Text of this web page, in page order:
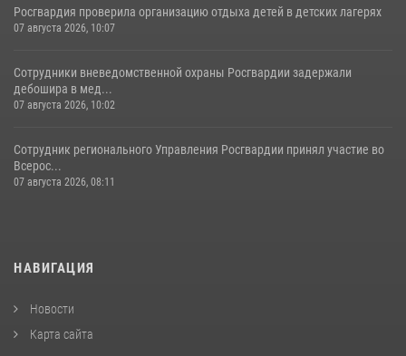
Росгвардия проверила организацию отдыха детей в детских лагерях
07 августа 2026, 10:07
Сотрудники вневедомственной охраны Росгвардии задержали
дебошира в мед...
07 августа 2026, 10:02
Сотрудник регионального Управления Росгвардии принял участие во
Всерос...
07 августа 2026, 08:11
НАВИГАЦИЯ
Новости
Карта сайта